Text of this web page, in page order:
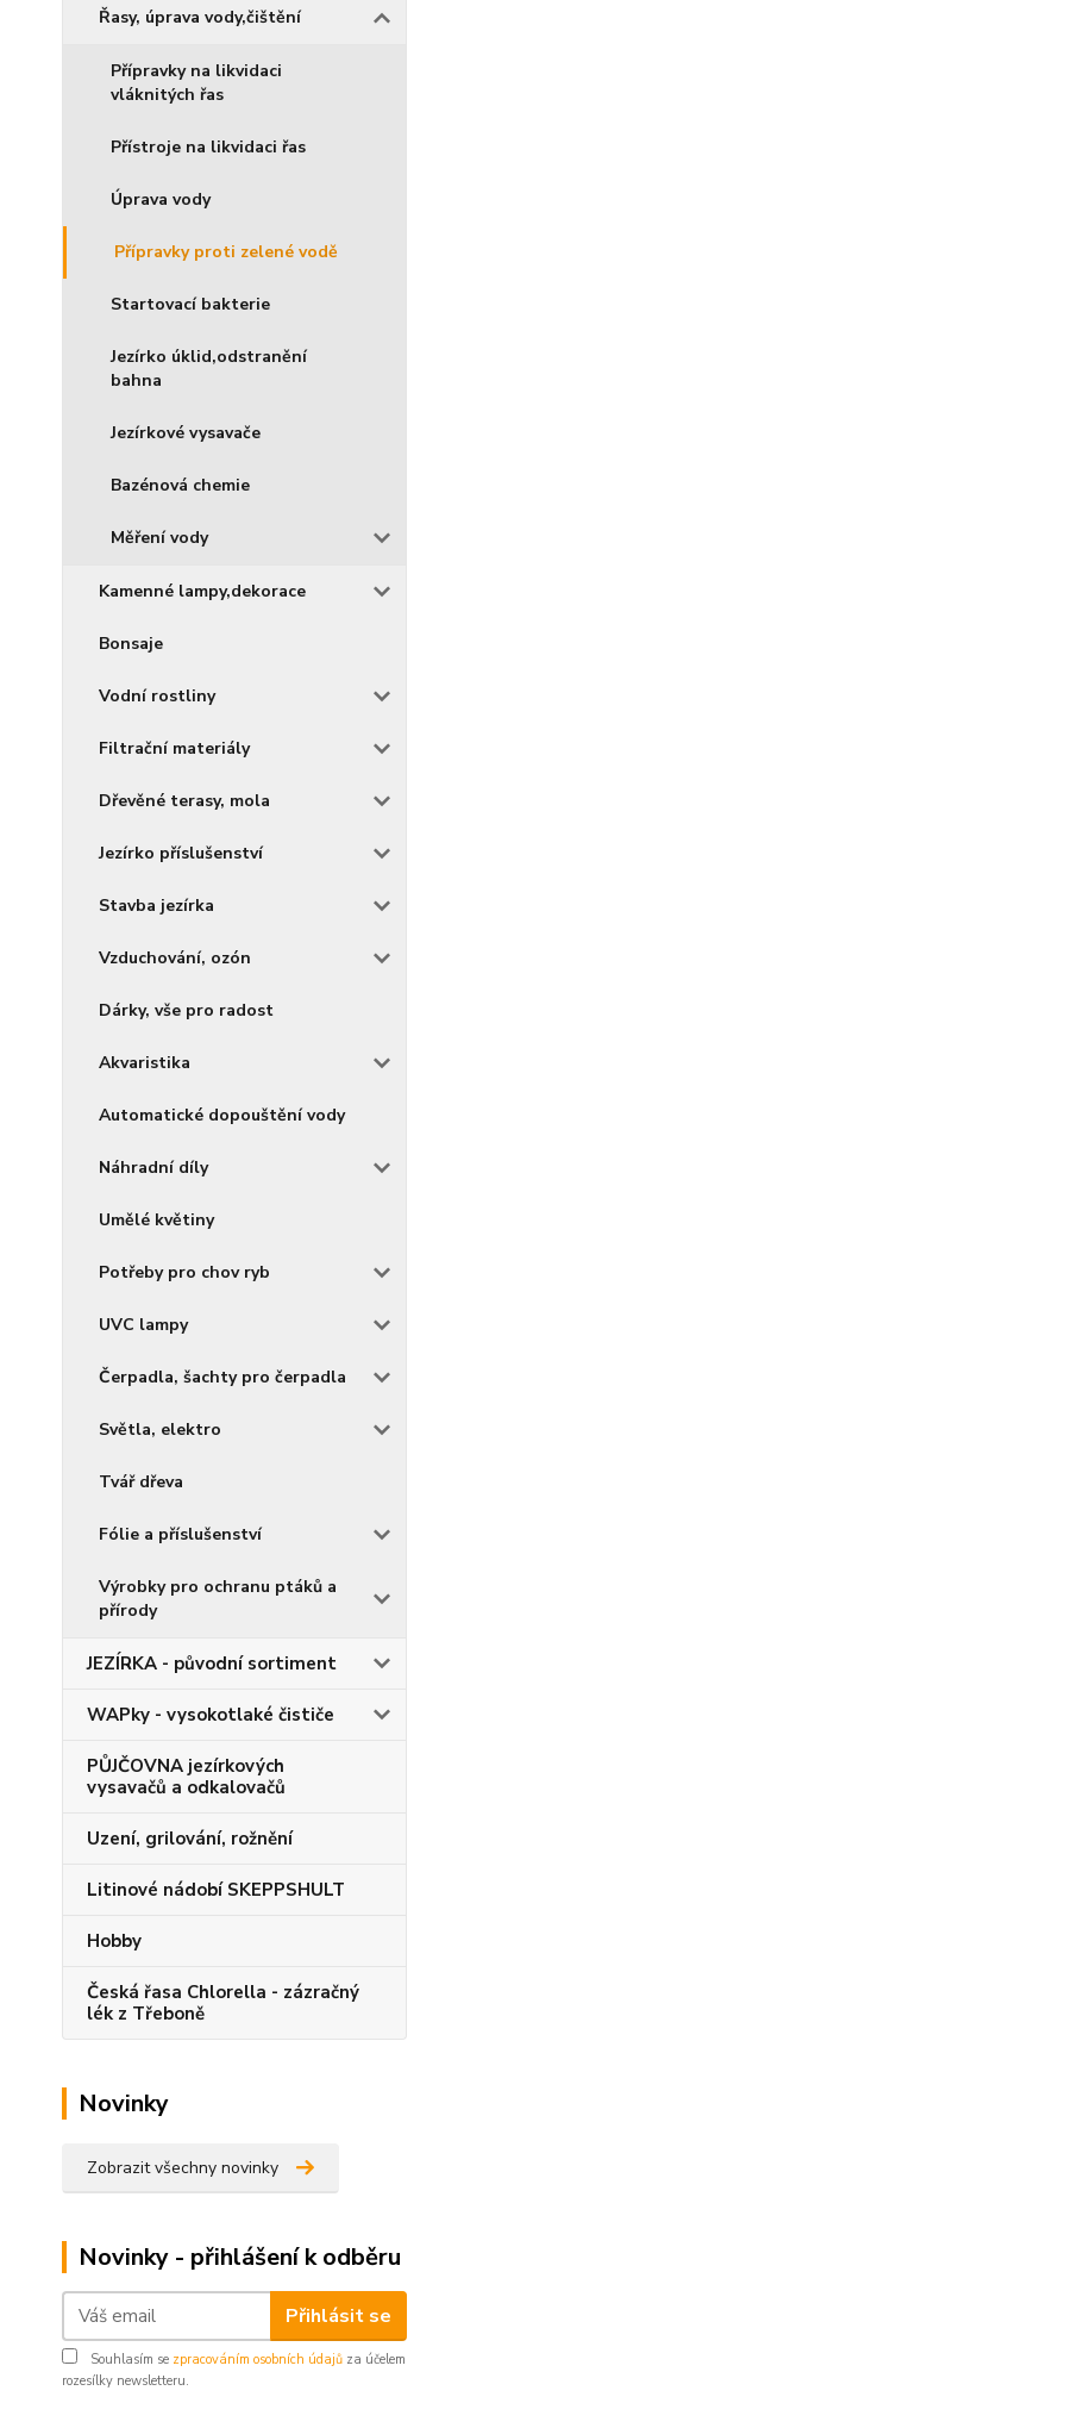
Řasy, úprava vody,čištění
Přípravky na likvidaci
vláknitých řas
Přístroje na likvidaci řas
Úprava vody
Přípravky proti zelené vodě
Startovací bakterie
Jezírko úklid,odstranění
bahna
Jezírkové vysavače
Bazénová chemie
Měření vody
Kamenné lampy,dekorace
Bonsaje
Vodní rostliny
Filtrační materiály
Dřevěné terasy, mola
Jezírko příslušenství
Stavba jezírka
Vzduchování, ozón
Dárky, vše pro radost
Akvaristika
Automatické dopouštění vody
Náhradní díly
Umělé květiny
Potřeby pro chov ryb
UVC lampy
Čerpadla, šachty pro čerpadla
Světla, elektro
Tvář dřeva
Fólie a příslušenství
Výrobky pro ochranu ptáků a
přírody
JEZÍRKA - původní sortiment
WAPky - vysokotlaké čističe
PŮJČOVNA jezírkových
vysavačů a odkalovačů
Uzení, grilování, rožnění
Litinové nádobí SKEPPSHULT
Hobby
Česká řasa Chlorella - zázračný
lék z Třeboně
Novinky
Zobrazit všechny novinky
Novinky - přihlášení k odběru
Přihlásit se
Souhlasím se zpracováním osobních údajů za účelem
rozesílky newsletteru.